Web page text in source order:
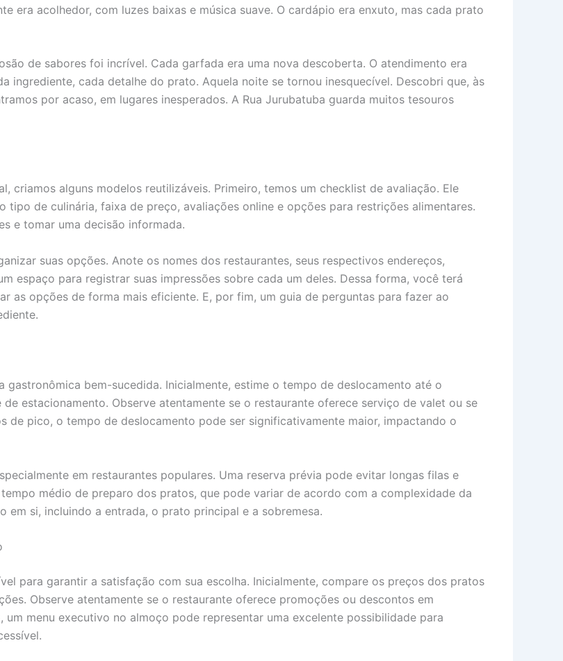
era acolhedor, com luzes baixas e música suave. O cardápio era enxuto, mas cada prato
de sabores foi incrível. Cada garfada era uma nova descoberta. O atendimento era
ingrediente, cada detalhe do prato. Aquela noite se tornou inesquecível. Descobri que, às
por acaso, em lugares inesperados. A Rua Jurubatuba guarda muitos tesouros
criamos alguns modelos reutilizáveis. Primeiro, temos um checklist de avaliação. Ele
de culinária, faixa de preço, avaliações online e opções para restrições alimentares.
e tomar uma decisão informada.
suas opções. Anote os nomes dos restaurantes, seus respectivos endereços,
espaço para registrar suas impressões sobre cada um deles. Dessa forma, você terá
as opções de forma mais eficiente. E, por fim, um guia de perguntas para fazer ao
gastronômica bem-sucedida. Inicialmente, estime o tempo de deslocamento até o
estacionamento. Observe atentamente se o restaurante oferece serviço de valet ou se
de pico, o tempo de deslocamento pode ser significativamente maior, impactando o
em restaurantes populares. Uma reserva prévia pode evitar longas filas e
médio de preparo dos pratos, que pode variar de acordo com a complexidade da
si, incluindo a entrada, o prato principal e a sobremesa.
para garantir a satisfação com sua escolha. Inicialmente, compare os preços dos pratos
Observe atentamente se o restaurante oferece promoções ou descontos em
menu executivo no almoço pode representar uma excelente possibilidade para